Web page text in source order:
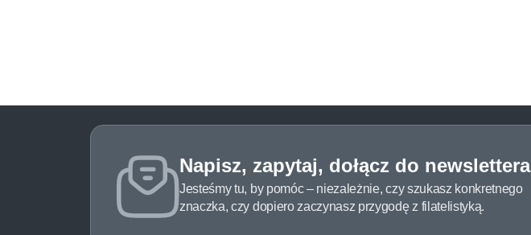
Napisz, zapytaj, dołącz do newslettera
Jesteśmy tu, by pomóc – niezależnie, czy szukasz konkretnego
znaczka, czy dopiero zaczynasz przygodę z filatelistyką.